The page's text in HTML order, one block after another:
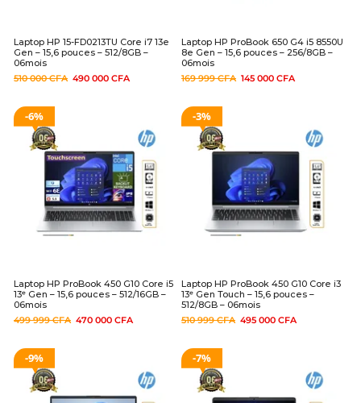
Laptop HP 15-FD0213TU Core i7 13e
Gen – 15,6 pouces – 512/8GB –
06mois
510 000CFA 490 000 CFA
Laptop HP ProBook 650 G4 i5 8550U
8e Gen – 15,6 pouces – 256/8GB –
06mois
169 999CFA 145 000 CFA
6%
Laptop HP ProBook 450 G10 Core i5
13ᵉ Gen – 15,6 pouces – 512/16GB –
06mois
499 999CFA 470 000 CFA
3%
Laptop HP ProBook 450 G10 Core i3
13ᵉ Gen Touch – 15,6 pouces –
512/8GB – 06mois
510 999CFA 495 000 CFA
9% 7%